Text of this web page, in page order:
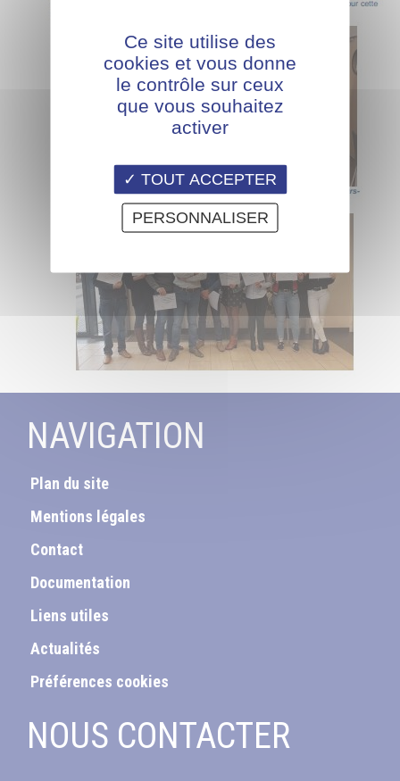
NAVIGATION
Plan du site
Mentions légales
Contact
Documentation
Liens utiles
Actualités
Préférences cookies
NOUS CONTACTER
Ce site utilise des
cookies et vous donne
le contrôle sur ceux
que vous souhaitez
activer
TOUT ACCEPTER
PERSONNALISER